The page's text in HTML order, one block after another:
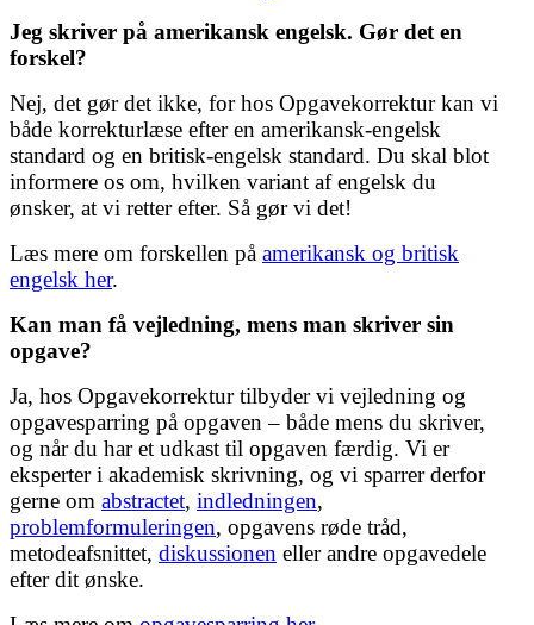
Jeg skriver på amerikansk engelsk. Gør det en
forskel?
Nej, det gør det ikke, for hos Opgavekorrektur kan vi
både korrekturlæse efter en amerikansk-engelsk
standard og en britisk-engelsk standard. Du skal blot
informere os om, hvilken variant af engelsk du
ønsker, at vi retter efter. Så gør vi det!
Læs mere om forskellen på amerikansk og britisk
engelsk her.
Kan man få vejledning, mens man skriver sin
opgave?
Ja, hos Opgavekorrektur tilbyder vi vejledning og
opgavesparring på opgaven – både mens du skriver,
og når du har et udkast til opgaven færdig. Vi er
eksperter i akademisk skrivning, og vi sparrer derfor
gerne om abstractet, indledningen,
problemformuleringen, opgavens røde tråd,
metodeafsnittet, diskussionen eller andre opgavedele
efter dit ønske.